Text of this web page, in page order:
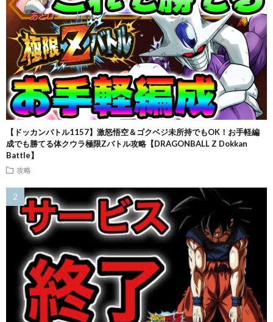
【ドッカンバトル1157】激怒悟空＆ゴクベジ未所持でもOK！お手軽編
成でも勝てる体クウラ極限Zバトル攻略【DRAGONBALL Z Dokkan
Battle】
攻略